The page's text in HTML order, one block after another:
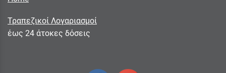
Τραπεζικοί Λογαριασμοί
έως 24 άτοκες δόσεις